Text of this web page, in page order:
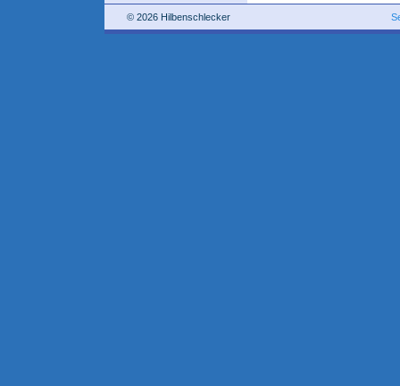
© 2026 Hilbenschlecker